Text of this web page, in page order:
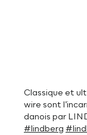
Classique et
wire sont
danois par
#lindberg